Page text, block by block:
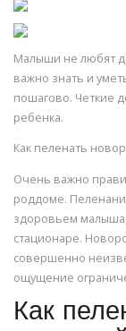
Малыши не любят
важно знать и
пошагово. Четкие
ребенка.
Как пеленать
Очень важно
роддоме.
здоровьем
стационаре.
совершенно
ощущение
Как